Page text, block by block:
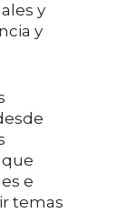
y
y
que
e
temas